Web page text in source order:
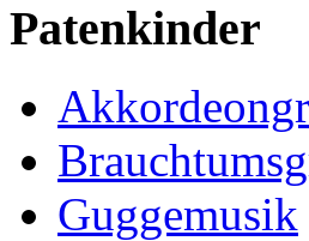
Patenkinder
Guggemusik